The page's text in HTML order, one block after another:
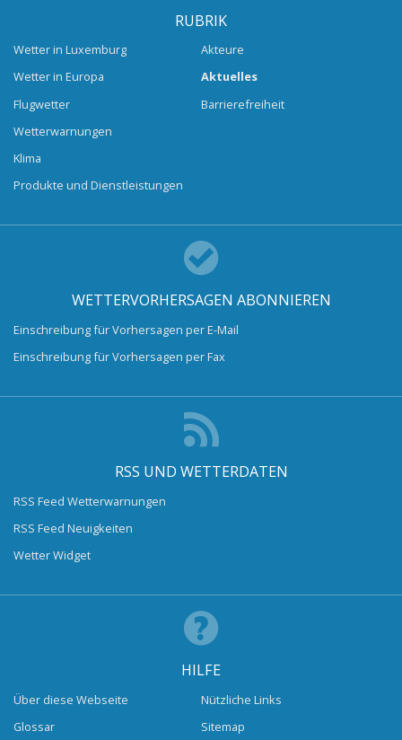
RUBRIK
Wetter in Luxemburg
Wetter in Europa
Flugwetter
Wetterwarnungen
Klima
Produkte und Dienstleistungen
Akteure
Aktuelles
Barrierefreiheit
WETTERVORHERSAGEN ABONNIEREN
Einschreibung für Vorhersagen per E-Mail
Einschreibung für Vorhersagen per Fax
RSS UND WETTERDATEN
RSS Feed Wetterwarnungen
RSS Feed Neuigkeiten
Wetter Widget
HILFE
Über diese Webseite
Glossar
Nützliche Links
Sitemap